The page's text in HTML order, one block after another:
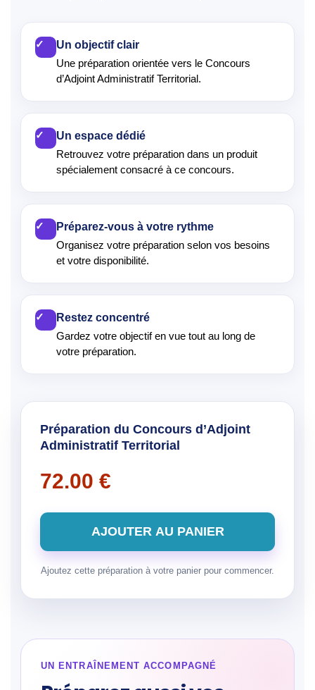
✓ Un objectif clair
Une préparation orientée vers le Concours
d’Adjoint Administratif Territorial.
✓ Un espace dédié
Retrouvez votre préparation dans un produit
spécialement consacré à ce concours.
✓ Préparez-vous à votre rythme
Organisez votre préparation selon vos besoins
et votre disponibilité.
✓ Restez concentré
Gardez votre objectif en vue tout au long de
votre préparation.
Préparation du Concours d’Adjoint
Administratif Territorial
72.00 €
quantité de Préparation du Concours
AJOUTER AU PANIER
Ajoutez cette préparation à votre panier pour commencer.
UN ENTRAÎNEMENT ACCOMPAGNÉ